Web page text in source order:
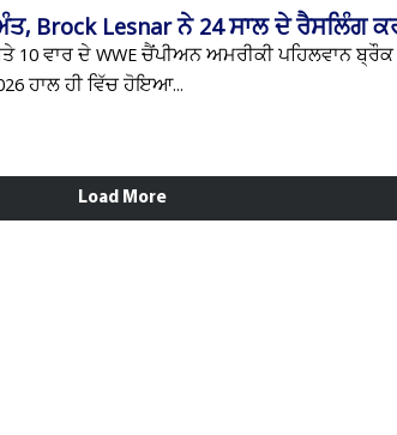
Brock Lesnar ਨੇ 24 ਸਾਲ ਦੇ ਰੈਸਲਿੰਗ
10 ਵਾਰ ਦੇ WWE ਚੈਂਪੀਅਨ ਅਮਰੀਕੀ ਪਹਿਲਵਾਨ
ਹਾਲ ਹੀ ਵਿੱਚ ਹੋਇਆ...
Load More